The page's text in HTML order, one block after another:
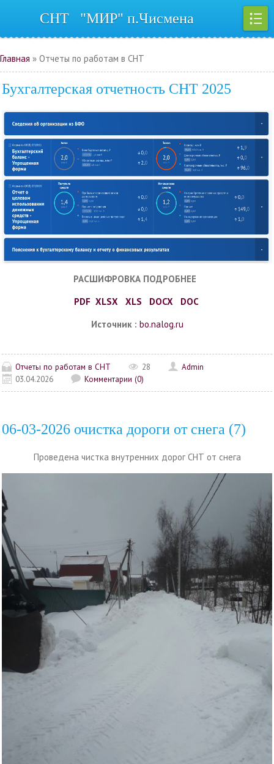
СНТ "МИР" п.Чисмена
Главная » Отчеты по работам в СНТ
Бухгалтерская отчетность СНТ 2025
РАСШИФРОВКА ПОДРОБНЕЕ
PDF XLSX XLS DOCX
DOC
Источник : bo.nalog.ru
Отчеты по работам в СНТ 28
Admin
03.04.2026
Комментарии (0)
06-03-2026 очистка дороги от снега (7)
Проведена чистка внутренних дорог СНТ от снега